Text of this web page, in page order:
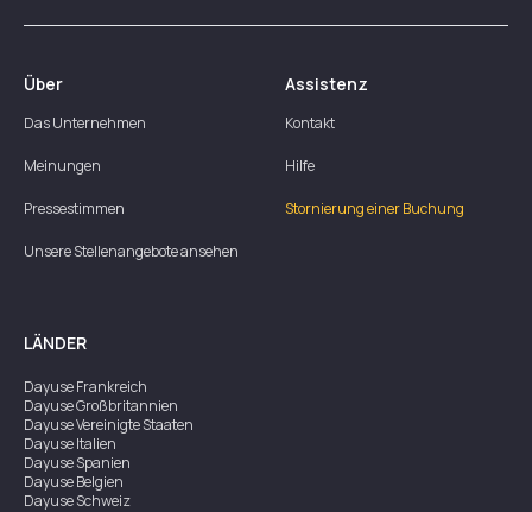
Über
Das Unternehmen
Meinungen
Pressestimmen
Unsere Stellenangebote ansehen
Assistenz
Kontakt
Hilfe
Stornierung einer Buchung
LÄNDER
DayuseFrankreich
DayuseGroßbritannien
DayuseVereinigte Staaten
DayuseItalien
DayuseSpanien
DayuseBelgien
DayuseSchweiz